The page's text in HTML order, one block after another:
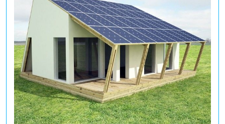
Consejos
y
trucos
para
maximizar
su
panel
solar
y
trucos
para
maximizar
su
panel
solar